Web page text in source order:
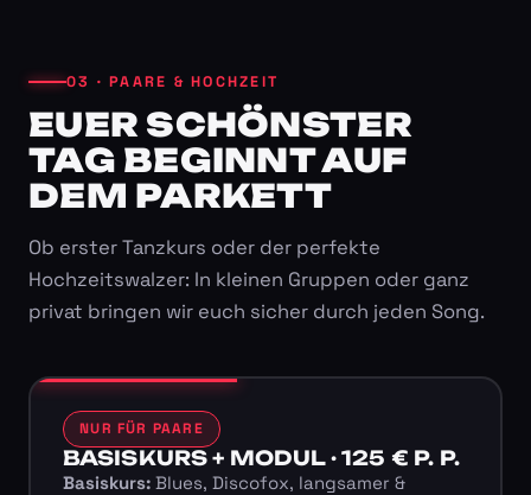
03 · PAARE & HOCHZEIT
EUER SCHÖNSTER
TAG BEGINNT AUF
DEM PARKETT
Ob erster Tanzkurs oder der perfekte
Hochzeitswalzer: In kleinen Gruppen oder ganz
privat bringen wir euch sicher durch jeden Song.
NUR FÜR PAARE
BASISKURS + MODUL · 125 € P. P.
Basiskurs:Blues, Discofox, langsamer &